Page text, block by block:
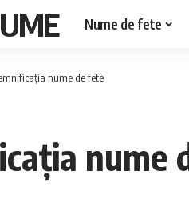
Nume de fete
nume de fete
nume